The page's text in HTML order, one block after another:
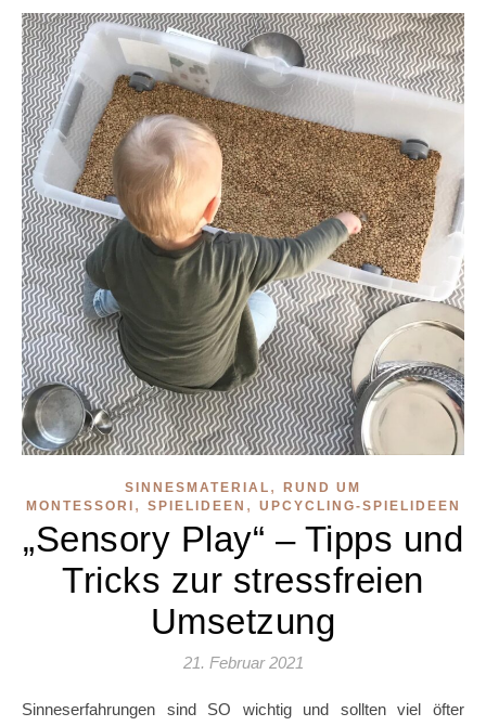
SINNESMATERIAL ,
RUND UM
MONTESSORI
, SPIELIDEEN , UPCYCLING-SPIELIDEEN
„Sensory Play“ – Tipps und
Tricks zur stressfreien
Umsetzung
21. Februar 2021
Sinneserfahrungen sind SO wichtig und sollten viel öfter